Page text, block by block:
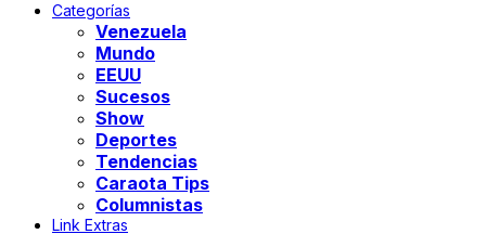
Categorías
Venezuela
Mundo
EEUU
Sucesos
Show
Deportes
Tendencias
Caraota Tips
Columnistas
Link Extras